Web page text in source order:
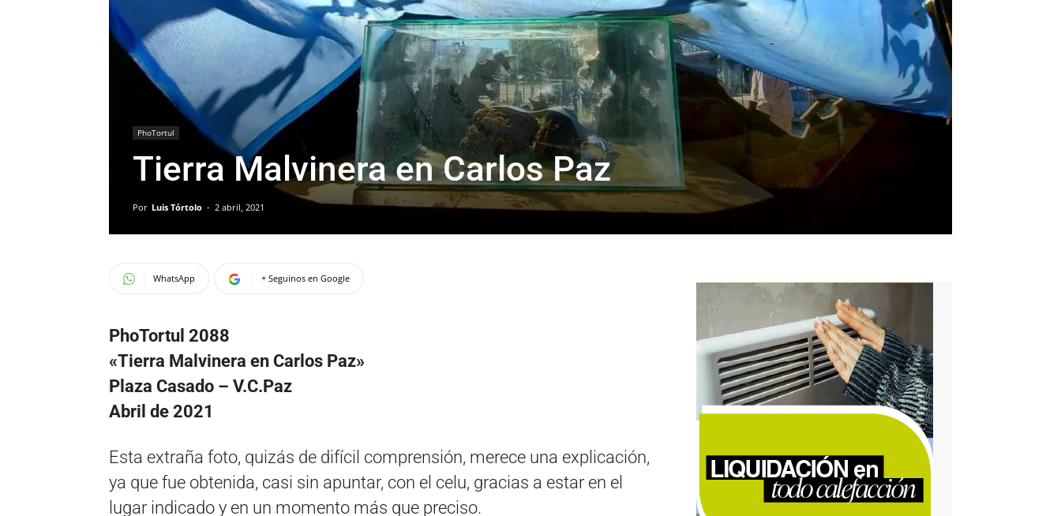
PhoTortul
Tierra Malvinera en Carlos Paz
Por Luis Tórtolo - 2 abril, 2021
WhatsApp + Seguinos en Google
PhoTortul 2088
«Tierra Malvinera en Carlos Paz»
Plaza Casado – V.C.Paz
Abril de 2021
Esta extraña foto, quizás de difícil comprensión, merece una explicación,
ya que fue obtenida, casi sin apuntar, con el celu, gracias a estar en el
lugar indicado y en un momento más que preciso.